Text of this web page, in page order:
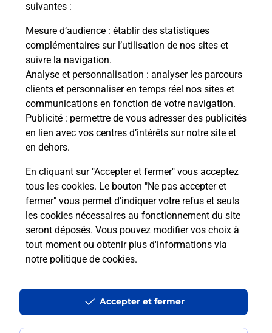
suivantes :
Mesure d’audience : établir des statistiques
complémentaires sur l’utilisation de nos sites et
suivre la navigation.
Analyse et personnalisation : analyser les parcours
clients et personnaliser en temps réel nos sites et
communications en fonction de votre navigation.
Publicité : permettre de vous adresser des publicités
en lien avec vos centres d’intérêts sur notre site et
en dehors.
En cliquant sur "Accepter et fermer" vous acceptez
tous les cookies. Le bouton "Ne pas accepter et
fermer" vous permet d'indiquer votre refus et seuls
les cookies nécessaires au fonctionnement du site
seront déposés. Vous pouvez modifier vos choix à
tout moment ou obtenir plus d'informations via
notre politique de cookies.
Accepter et fermer
Envoyer un colis
Vous souhaitez envoyer un colis depuis : NICE
SAINT AUGUSTIN (06200) ? Découvrez toutes les
solutions proposées par La Poste.
En savoir plus
Questions fréquemment posées
Quel est le prix d’une impression ?
Où imprimer des documents autour